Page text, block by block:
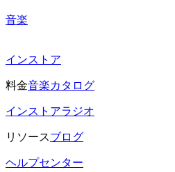
音楽
インストア
料金音楽カタログ
インストアラジオ
リソースブログ
ヘルプセンター